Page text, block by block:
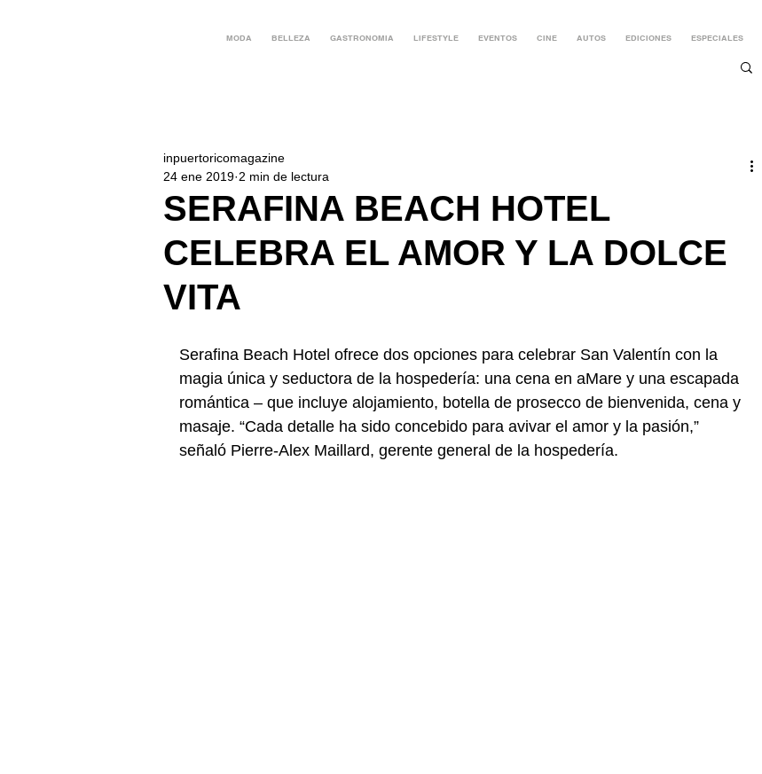
MODA BELLEZA GASTRONOMIA LIFESTYLE EVENTOS CINE AUTOS EDICIONES ESPECIALES
SERAFINA BEACH HOTEL
CELEBRA EL AMOR Y LA DOLCE
VITA
inpuertoricomagazine
24 ene 2019 2 min de lectura
Serafina Beach Hotel ofrece dos opciones para celebrar San Valentín con la
magia única y seductora de la hospedería: una cena en aMare y una escapada
romántica – que incluye alojamiento, botella de prosecco de bienvenida, cena y
masaje. “Cada detalle ha sido concebido para avivar el amor y la pasión,”
señaló Pierre-Alex Maillard, gerente general de la hospedería.